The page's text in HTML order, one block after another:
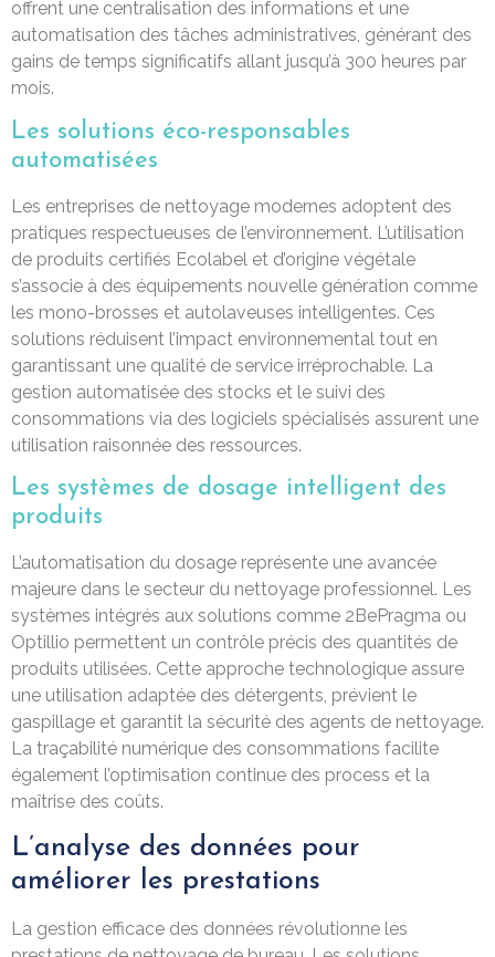
offrent une centralisation des informations et une
automatisation des tâches administratives, générant des
gains de temps significatifs allant jusqu’à 300 heures par
mois.
Les solutions éco-responsables
automatisées
Les entreprises de nettoyage modernes adoptent des
pratiques respectueuses de l’environnement. L’utilisation
de produits certifiés Ecolabel et d’origine végétale
s’associe à des équipements nouvelle génération comme
les mono-brosses et autolaveuses intelligentes. Ces
solutions réduisent l’impact environnemental tout en
garantissant une qualité de service irréprochable. La
gestion automatisée des stocks et le suivi des
consommations via des logiciels spécialisés assurent une
utilisation raisonnée des ressources.
Les systèmes de dosage intelligent des
produits
L’automatisation du dosage représente une avancée
majeure dans le secteur du nettoyage professionnel. Les
systèmes intégrés aux solutions comme 2BePragma ou
Optillio permettent un contrôle précis des quantités de
produits utilisées. Cette approche technologique assure
une utilisation adaptée des détergents, prévient le
gaspillage et garantit la sécurité des agents de nettoyage.
La traçabilité numérique des consommations facilite
également l’optimisation continue des process et la
maîtrise des coûts.
L’analyse des données pour
améliorer les prestations
La gestion efficace des données révolutionne les